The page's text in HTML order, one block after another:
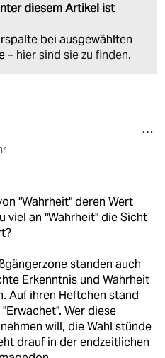
diesem Artikel ist
bei ausgewählten
– hier sind sie zu finden.
"Wahrheit" deren Wert
viel an "Wahrheit" die Sicht
standen auch
Erkenntnis und Wahrheit
Auf ihren Heftchen stand
Wer diese
will, die Wahl stünde
drauf in der endzeitlichen